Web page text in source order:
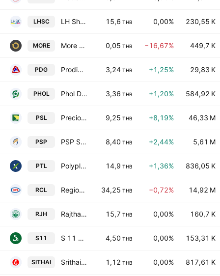
LHSC LH Shopping Centers Leasehold Real Estate Investment Trust 15,6 THB 0,00% 230,55 K
MORE More Return Public Co. Ltd. 0,05 THB −16,67% 449,7 K
PDG Prodigy Public Co. Ltd. 3,24 THB +1,25% 29,83 K
PHOL Phol Dhanya Public Co., Ltd. 3,36 THB +1,20% 584,92 K
PSL Precious Shipping Public Co., Ltd. 9,25 THB +8,19% 46,33 M
PSP PSP Specialties Public Company Limited 8,40 THB +2,44% 5,61 M
PTL Polyplex (Thailand) Public Co. Ltd. 14,9 THB +1,36% 836,05 K
RCL Regional Container Lines Public Co. Ltd. 34,25 THB −0,72% 14,92 M
RJH Rajthanee Hospital Public Company Limited 15,7 THB 0,00% 160,7 K
S11 S 11 Group Public Co. Ltd. 4,50 THB 0,00% 153,31 K
SITHAI Srithai Superware Public Co. Ltd. 1,12 THB 0,00% 817,61 K